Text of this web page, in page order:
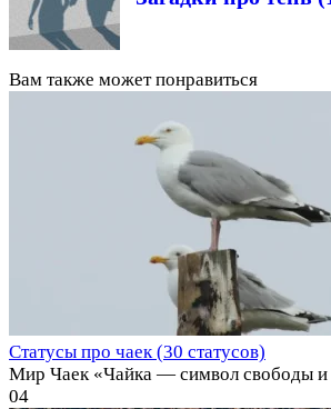
Вам также может понравиться
Статусы про чаек (30 статусов)
Мир Чаек «Чайка — символ свободы и
04